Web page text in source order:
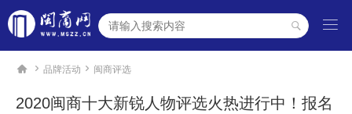

  品牌活动  闽商评选
2020闽商十大新锐人物评选火热进行中！报名